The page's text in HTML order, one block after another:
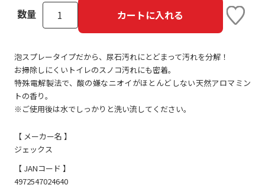
数量 カートに入れる
泡スプレータイプだから、尿石汚れにとどまって汚れを分解！
お掃除しにくいトイレのスノコ汚れにも密着。
特殊電解製法で、酸の嫌なニオイがほとんどしない天然アロマミン
トの香り。
※ご使用後は水でしっかりと洗い流してください。
【 メーカー名 】
ジェックス
【 JANコード 】
4972547024640